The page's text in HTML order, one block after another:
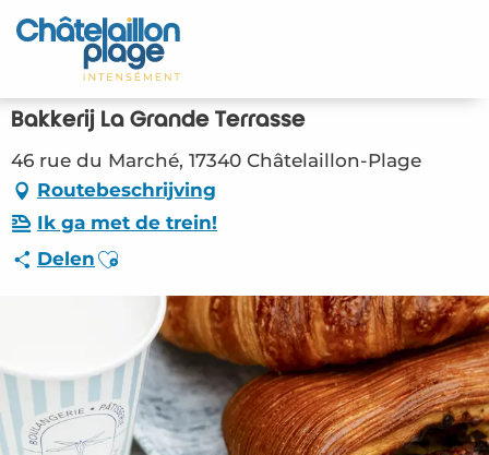
Aller
au
principal
Home – NL
Ontdek
Activiteiten
Leven
Afspraken
Uw verblijf - NL
ORG – Bakkerij La Grande Terrasse
(Châtelaillon-Plage) #5824606
Bakkerij La Grande Terrasse
46 rue du Marché, 17340 Châtelaillon-Plage
Routebeschrijving
Ik ga met de trein!
Delen Ajouter aux favoris